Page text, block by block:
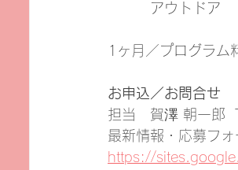
アウトドア
1ヶ月／プログラ
お申込／お問合せ
担当　賀澤 朝一
最新情報・応募フ
https://